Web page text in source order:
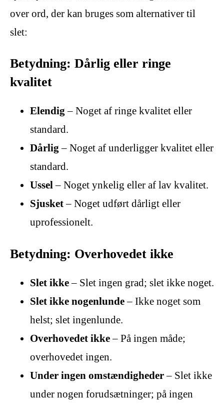
over ord, der kan bruges som alternativer til
slet:
Betydning: Dårlig eller ringe
kvalitet
Elendig – Noget af ringe kvalitet eller
standard.
Dårlig – Noget af underligger kvalitet eller
standard.
Ussel– Noget ynkelig eller af lav kvalitet.
Sjusket– Noget udført dårligt eller
uprofessionelt.
Betydning: Overhovedet ikke
Slet ikke– Slet ingen grad; slet ikke noget.
Slet ikke nogenlunde– Ikke noget som
helst; slet ingenlunde.
Overhovedet ikke– På ingen måde;
overhovedet ingen.
Under ingen omstændigheder– Slet ikke
under nogen forudsætninger; på ingen